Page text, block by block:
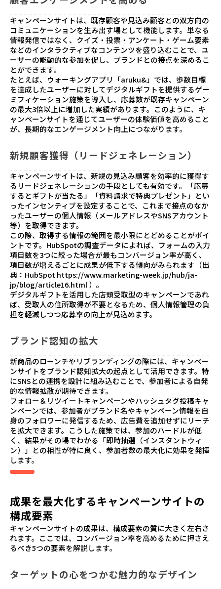
キャンペーンサイトは、既存顧客や見込み顧客との双方向の
コミュニケーションを生み出す場として機能します。単なる
情報発信ではなく、クイズ・投票・アンケート・ゲーム要素
などのインタラクティブなコンテンツを盛り込むことで、ユ
ーザーの能動的な参加を促し、ブランドとの接点を深めるこ
とができます。
たとえば、ウォーキングアプリ「aruku&」では、歩数目標
を達成したユーザーに対してデジタルギフトを提供するゲー
ミフィケーション施策を導入し、応募数が既存キャンペーン
の最大3倍以上に増加した実績があります。このように、キ
ャンペーンサイトを通じてユーザーの体験価値を高めること
が、長期的なエンゲージメント向上につながります。
新規顧客獲得（リードジェネレーション）
キャンペーンサイトは、新規の見込み顧客を効率的に獲得す
るリードジェネレーションの手段としても有効です。「応募
するとギフトが当たる」「資料請求で特典プレゼント」とい
ったインセンティブを設定することで、これまで接点のなか
ったユーザーの個人情報（メールアドレスやSNSアカウント
等）を取得できます。
この際、取得する情報の範囲を最小限にとどめることがポイ
ントです。HubSpotの調査データによれば、フォームの入力
項目数を3つに絞った場合が最もコンバージョン率が高く、
項目数が増えるごとに成果が低下する傾向がみられます（出
典：HubSpot https://www.marketing-week.jp/hub/ja-
jp/blog/article16.html）。
デジタルギフトを活用した店頭受取型のキャンペーンであれ
ば、受取人の住所取得が不要となるため、個人情報管理の負
担を軽減しつつ応募率の向上が見込めます。
ブランド認知の拡大
新商品のローンチやリブランディングの際には、キャンペー
ンサイトをブランド認知拡大の起点として活用できます。特
にSNSとの連携を設計に組み込むことで、参加者による自発
的な情報拡散が期待できます。
フォロー＆リツイートキャンペーンやハッシュタグ投稿キャ
ンペーンでは、参加者がブランド名やキャンペーン情報を自
身のフォロワーに発信するため、広告費を追加せずにリーチ
を拡大できます。こうした施策では、参加のハードルが低
く、結果がその場でわかる「即時抽選（インスタントウィ
ン）」との相性が特に良く、参加者数の最大化に効果を発揮
します。
成果を最大化するキャンペーンサイトの
構成要素
キャンペーンサイトの成果は、構成要素の質に大きく左右さ
れます。ここでは、コンバージョン率を高めるために押さえ
るべき5つの要素を解説します。
ターゲットの心をつかむ魅力的なデザイン